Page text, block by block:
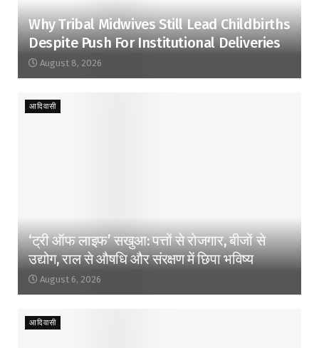
Why Tribal Midwives Still Lead Childbirths
Despite Push For Institutional Deliveries
August 8, 2026
आदिवासी
‘ट्री ऑफ लाइफ’ सखुआ: पत्तों से रोजगार, बीजों से
उद्योग, राल से औषधि और संरक्षण में छिपा भविष्य
August 6, 2026
आदिवासी